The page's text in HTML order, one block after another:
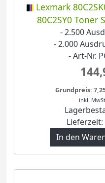
Lexmark
80C2SY0 Toner
- 2.500
- 2.000
- Art-Nr.
Grundpreis:
inkl.
In den